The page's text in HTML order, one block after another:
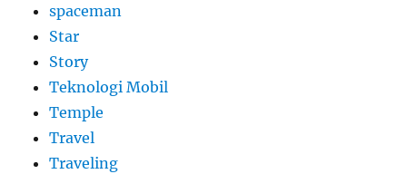
spaceman
Star
Story
Teknologi Mobil
Temple
Travel
Traveling